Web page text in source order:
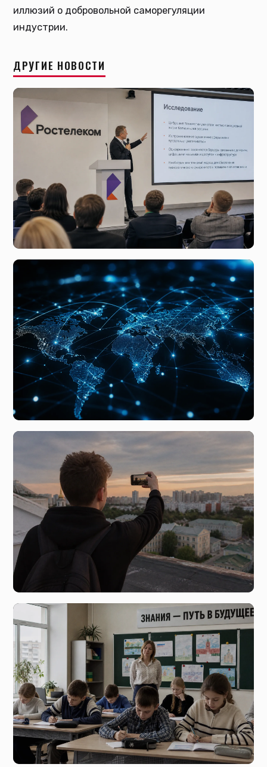
иллюзий о добровольной саморегуляции
индустрии.
ДРУГИЕ НОВОСТИ
сегодня, 01:43
Что скрывается за новым исследованием цифровых
технологий от Ростелекома и ФРИИ
вчера, 07:48
Глобальные тренды цифровой экономики и влияние
онлайн-сектора на современное общество
5 августа, 20:22
Риск ради лайков